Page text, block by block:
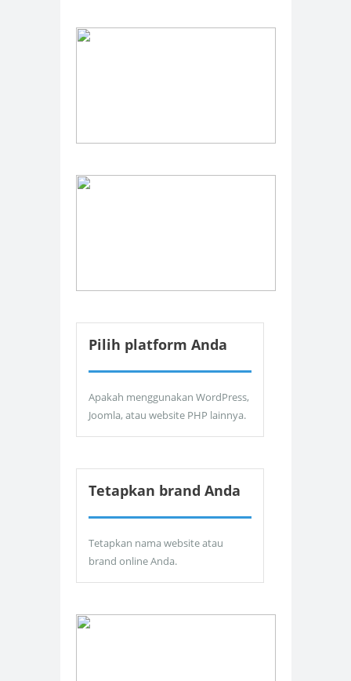
Pilih platform Anda
Apakah menggunakan WordPress,
Joomla, atau website PHP lainnya.
Tetapkan brand Anda
Tetapkan nama website atau
brand online Anda.